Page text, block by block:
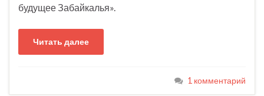
будущее Забайкалья».
Читать далее
1 комментарий